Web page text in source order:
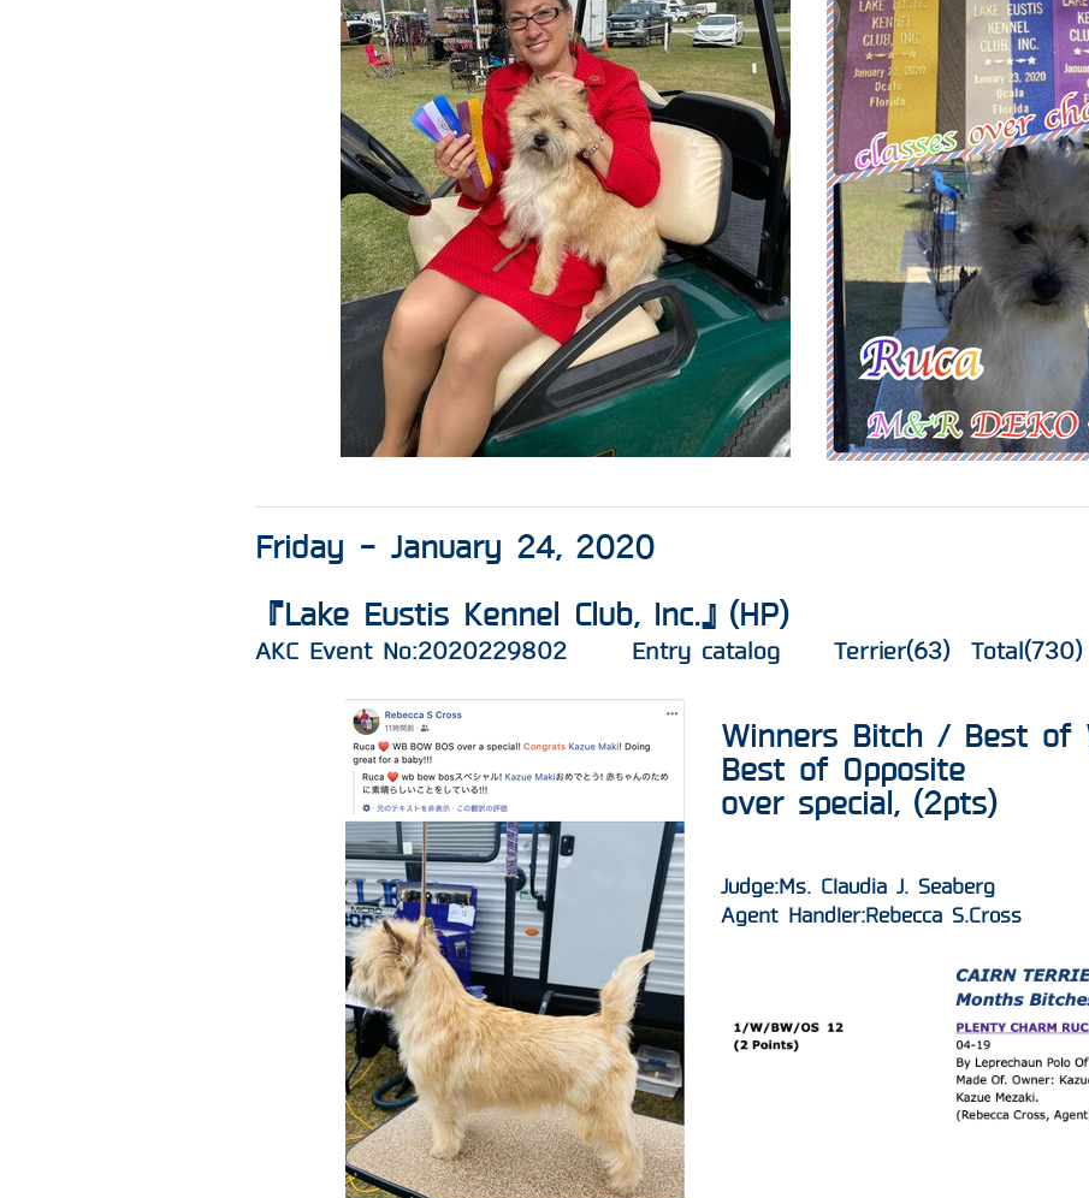
Friday - January 24, 2020
『Lake Eustis Kennel Club, Inc.』 ( HP)​
AKC Event No:2020229802 Entry catalog Terrier(63) Total(730)
​​Winners Bitch / Best of
​Best of Opposite
​over special, (2pts)
Judge:Ms. Claudia J. Seaberg
Agent Handler:Rebecca S.Cross